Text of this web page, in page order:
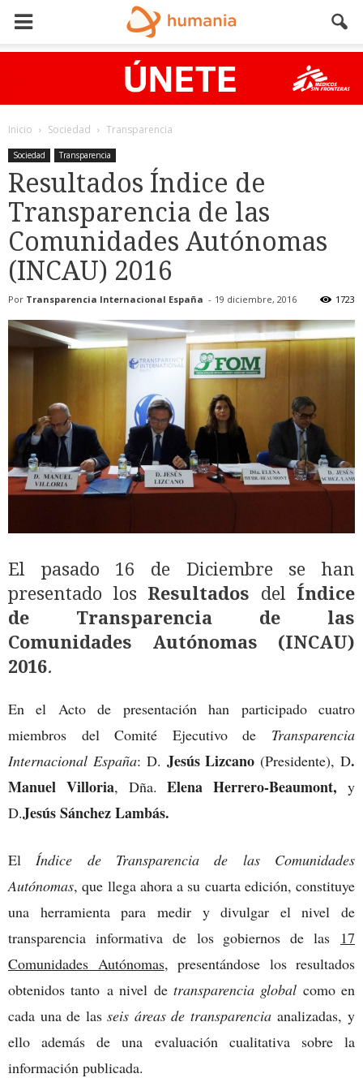
Inicio Sociedad Transparencia
Sociedad Transparencia
Resultados Índice de
Transparencia de las
Comunidades Autónomas
(INCAU) 2016
Por Transparencia Internacional España - 19 diciembre, 2016 1723
El pasado 16 de Diciembre se han
presentado los Resultados del Índice
de Transparencia de las
Comunidades Autónomas (INCAU)
2016.
En el Acto de presentación han participado cuatro
miembros del Comité Ejecutivo de Transparencia
Internacional España: D. Jesús Lizcano(Presidente), D.
Manuel Villoria, Dña.Elena Herrero-Beaumont, y
D.Jesús Sánchez Lambás.
ElÍndice de Transparencia de las Comunidades
Autónomas, que llega ahora a su cuarta edición, constituye
una herramienta para medir y divulgar el nivel de
transparencia informativa de los gobiernos de las 17
Comunidades Autónomas, presentándose los resultados
obtenidos tanto a nivel de transparencia global como en
cada una de lasseis áreas de transparenciaanalizadas, y
ello además de una evaluación cualitativa sobre la
información publicada.